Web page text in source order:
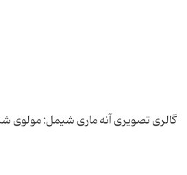
گالری تصویری آنه ماری شیمل: مولوی